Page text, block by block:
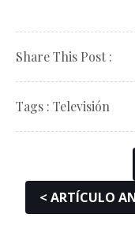
Share This Post :
Tags : Televisión
< ARTÍCULO